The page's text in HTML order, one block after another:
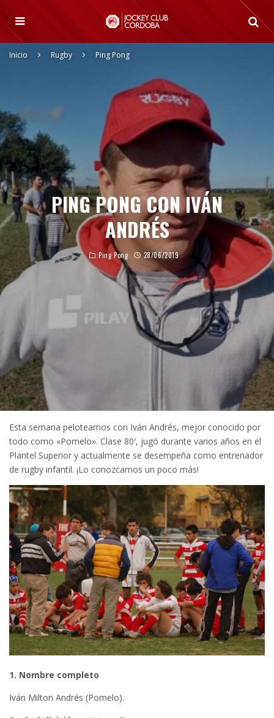
Inicio Rugby Ping Pong
PING PONG CON IVÁN
ANDRÉS
Ping Pong 28/06/2019
Esta semana peloteamos con Iván Andrés, mejor conocido por
todo como «Pomelo». Clase 80′, jugó durante varios años en el
Plantel Superior y actualmente se desempeña como entrenador
de rugby infantil. ¡Lo conozcamos un poco más!
1. Nombre completo
Iván Milton Andrés (Pomelo).